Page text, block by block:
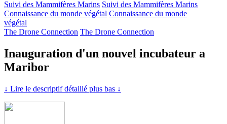
Suivi des Mammifères Marins Suivi des Mammifères Marins
Connaissance du monde végétal Connaissance du monde
végétal
The Drone Connection The Drone Connection
Inauguration d'un nouvel incubateur a
Maribor
↓ Lire le descriptif détaillé plus bas ↓